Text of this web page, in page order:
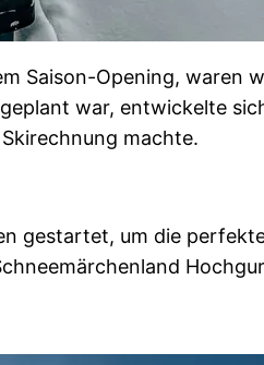
Saison-Opening, waren
war, entwickelte
machte.
gestartet, um die